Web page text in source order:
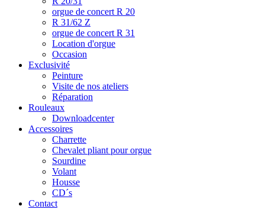
orgue de concert R 20
R 31/62 Z
orgue de concert R 31
Location d'orgue
Occasion
Exclusivité
Peinture
Visite de nos ateliers
Réparation
Rouleaux
Downloadcenter
Accessoires
Charrette
Chevalet pliant pour orgue
Sourdine
Volant
Housse
CD´s
Contact